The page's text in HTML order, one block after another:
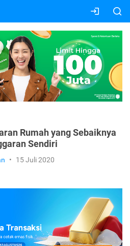
Rumah yang Sebaiknya
Sendiri
• 15 Juli 2020